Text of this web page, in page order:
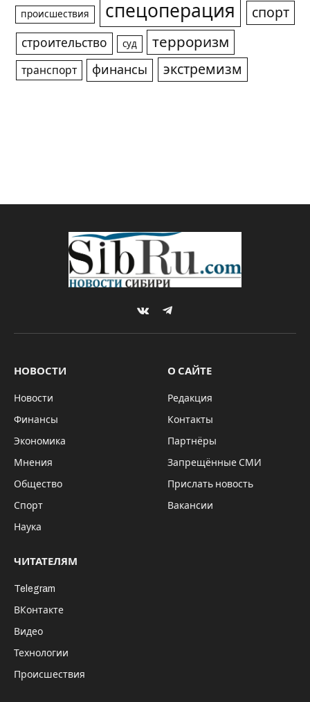
происшествия спецоперация спорт
строительство суд терроризм
транспорт финансы экстремизм
VKontakteTelegram
НОВОСТИ
Новости
Финансы
Экономика
Мнения
Общество
Спорт
Наука
О САЙТЕ
Редакция
Контакты
Партнёры
Запрещённые СМИ
Прислать новость
Вакансии
ЧИТАТЕЛЯМ
Telegram
ВКонтакте
Видео
Технологии
Происшествия